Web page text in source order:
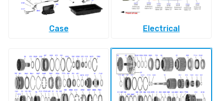
Case Electrical